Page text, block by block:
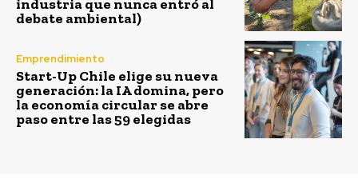
industria que nunca entró al
debate ambiental)
Emprendimiento
Start-Up Chile elige su nueva
generación: la IA domina, pero
la economía circular se abre
paso entre las 59 elegidas